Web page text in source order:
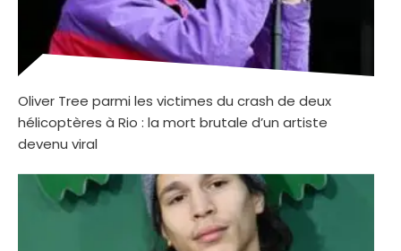
Oliver Tree parmi les victimes du crash de deux
hélicoptères à Rio : la mort brutale d’un artiste
devenu viral